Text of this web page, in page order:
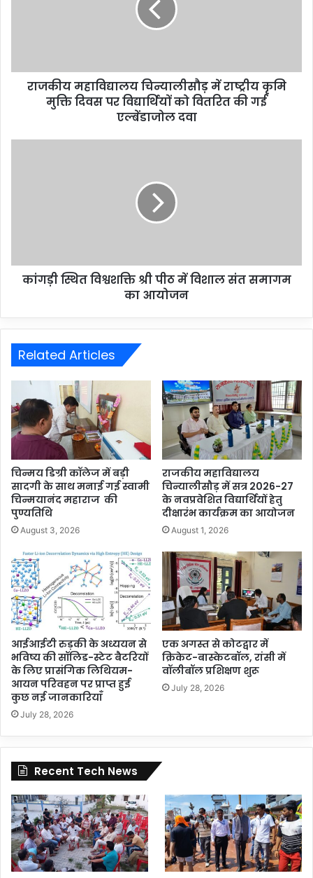
राजकीय महाविद्यालय चिन्यालीसौड़ में राष्ट्रीय कृमि
मुक्ति दिवस पर विद्यार्थियों को वितरित की गई
एल्बेंडाजोल दवा
कांगड़ी स्थित विश्वशक्ति श्री पीठ में विशाल संत समागम
का आयोजन
Related Articles
चिन्मय डिग्री कॉलेज में बड़ी
सादगी के साथ मनाई गई स्वामी
चिन्मयानंद महाराज की
पुण्यतिथि
August 3, 2026
राजकीय महाविद्यालय
चिन्यालीसौड़ में सत्र 2026-27
के नवप्रवेशित विद्यार्थियों हेतु
दीक्षारंभ कार्यक्रम का आयोजन
August 1, 2026
आईआईटी रुड़की के अध्ययन से
भविष्य की सॉलिड-स्टेट बैटरियों
के लिए प्रासंगिक लिथियम-
आयन परिवहन पर प्राप्त हुई
कुछ नई जानकारियाँ
July 28, 2026
एक अगस्त से कोटद्वार में
क्रिकेट-बास्केटबॉल, रांसी में
वॉलीबॉल प्रशिक्षण शुरू
July 28, 2026
Recent Tech News